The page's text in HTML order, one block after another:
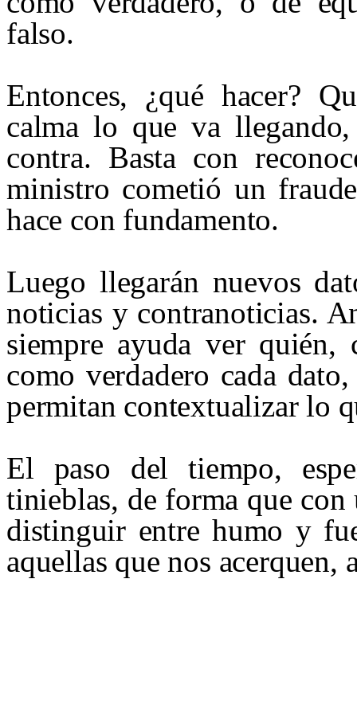
falso.
Entonces, ¿qué hacer?
calma lo que va
contra. Basta con
ministro cometió un
hace con fundamento.
Luego llegarán nuevos
noticias y contranoticias.
siempre ayuda ver quién,
como verdadero cada
permitan contextualizar lo
El paso del tiempo,
tinieblas, de forma que
distinguir entre humo y
aquellas que nos acerquen,